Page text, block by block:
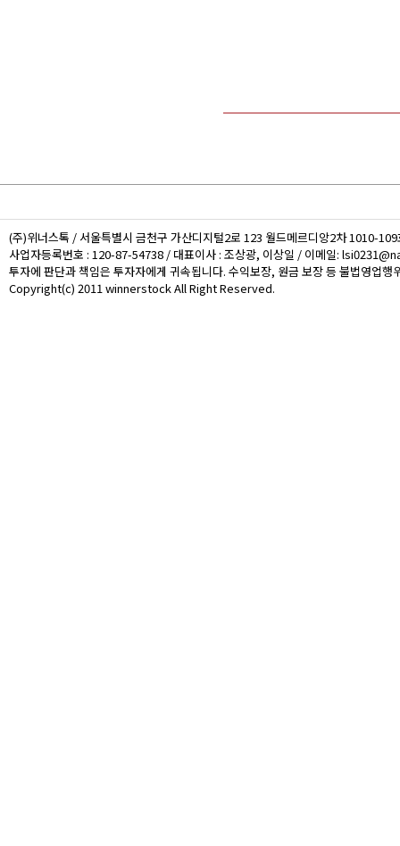
(주)위너스톡 / 서울특별시 금천구 가산디지털2로 123 월드메르디앙2차 1010-
사업자등록번호 : 120-87-54738 / 대표이사 : 조상광, 이상일 / 이메일:
투자에 판단과 책임은 투자자에게 귀속됩니다. 수익보장, 원금 보장 등 불법영업행
Copyright(c) 2011 winnerstock All Right Reserved.